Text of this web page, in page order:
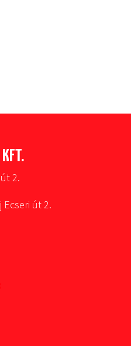
2.
Ecseri út 2.